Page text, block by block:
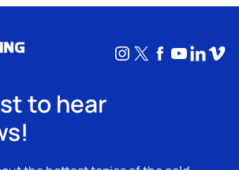
Instagram
X Facebook
to hear